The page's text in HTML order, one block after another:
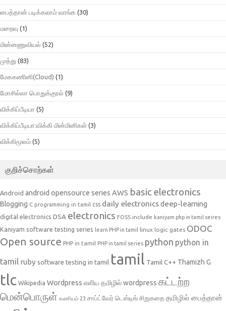
பைத்தான் படிக்கலாம் வாங்க (30)
மறைவு (1)
மின்னணுவியல் (52)
முத்து (83)
மேககணினி(Cloud) (1)
மோசில்லா பொதுக்குரல் (9)
விக்கிப்பீடியா (5)
விக்கிப்பீடியா:விக்கி மின்மினிகள் (3)
விக்கிமூலம் (5)
குறிச்சொற்கள்
Android android opensource series AWS basic electronics
Blogging C programming in tamil css daily electronicsdeep-learning
digital electronics DSA electronics FOSS include kaniyam php in tamil seires
Kaniyam software testing series learn PHP in tamil linux logic gates ODOC
Open source PHP in tamil PHP in tamil series python python in
tamil ruby software testing in tamil tamil Tamil C++ Thamizh G
tlc Wikipedia Wordpress எளிய தமிழில் wordpress கட்டற்ற
மென்பொருள் கணியம் 23 சாப்ட்வேர் டெஸ்டிங் சிறுகதை தமிழில் பைத்தான்